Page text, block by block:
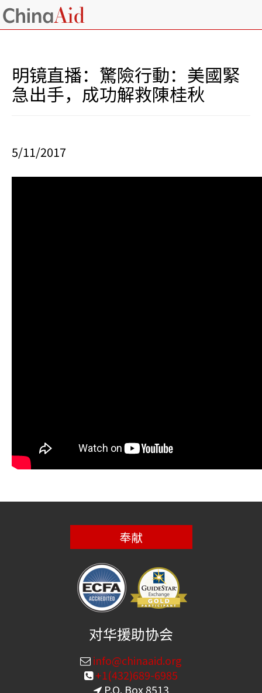
明镜直播：驚險行動：美國緊
急出手，成功解救陳桂秋
5/11/2017
奉献
对华援助协会
info@chinaaid.org
+1(432)689-6985
P.O. Box 8513